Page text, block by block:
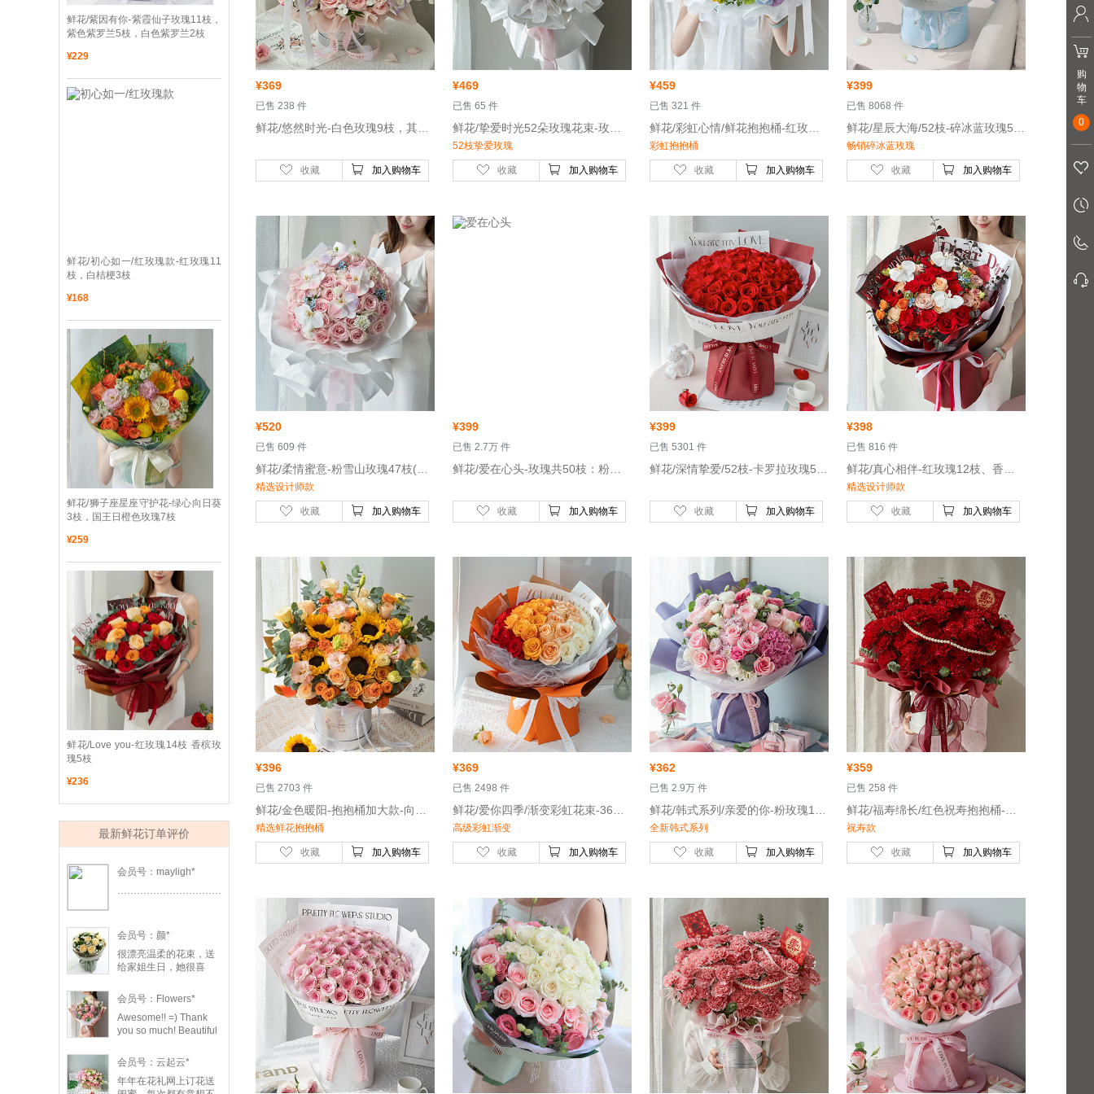
¥369
已售 238 件
收藏 加入购物车
¥469
已售 65 件
52枝挚爱玫瑰
收藏 加入购物车
¥459
已售 321 件
彩虹抱抱桶
收藏 加入购物车
¥399
已售 8068 件
畅销碎冰蓝玫瑰
收藏 加入购物车
¥520
已售 609 件
精选设计师款
收藏 加入购物车
¥399
已售 2.7万 件
收藏 加入购物车
¥399
已售 5301 件
收藏 加入购物车
¥398
已售 816 件
精选设计师款
收藏 加入购物车
¥396
已售 2703 件
精选鲜花抱抱桶
收藏 加入购物车
¥369
已售 2498 件
高级彩虹渐变
收藏 加入购物车
¥362
已售 2.9万 件
全新韩式系列
收藏 加入购物车
¥359
已售 258 件
祝寿款
收藏 加入购物车
鲜花/紫因有你-紫霞仙子玫瑰11枝，
紫色紫罗兰5枝，白色紫罗兰2枝
¥229
鲜花/初心如一/红玫瑰款-红玫瑰11
枝，白桔梗3枝
¥168
鲜花/狮子座星座守护花-绿心向日葵
3枝，国王日橙色玫瑰7枝
¥259
鲜花/Love you-红玫瑰14枝 香槟玫
瑰5枝
¥236
最新鲜花订单评价
会员号：mayligh*
……………………………………………………
会员号：颜*
很漂亮温柔的花束，送
给家姐生日，她很喜
会员号：Flowers*
Awesome!! =) Thank
you so much! Beautiful
time, I loved everything.
On-time delivery and
high quality products.
会员号：云起云*
年年在花礼网上订花送
购
物
车
0